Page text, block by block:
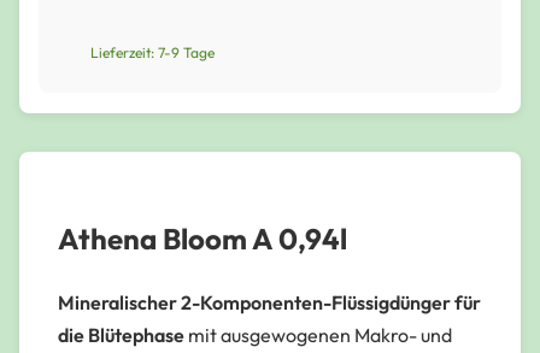
Lieferzeit: 7-9 Tage
Athena Bloom A 0,94l
Mineralischer 2-Komponenten-Flüssigdünger für
die Blütephase mit ausgewogenen Makro- und